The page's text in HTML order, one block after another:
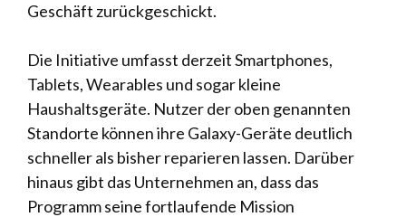
Geschäft zurückgeschickt.
Die Initiative umfasst derzeit Smartphones,
Tablets, Wearables und sogar kleine
Haushaltsgeräte. Nutzer der oben genannten
Standorte können ihre Galaxy-Geräte deutlich
schneller als bisher reparieren lassen. Darüber
hinaus gibt das Unternehmen an, dass das
Programm seine fortlaufende Mission